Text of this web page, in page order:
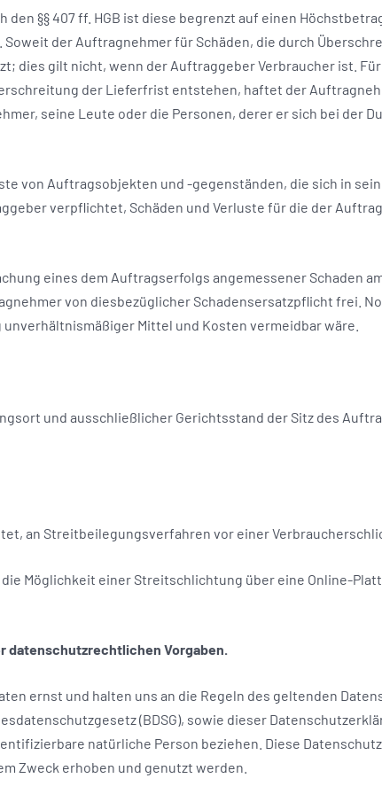
§§ 407 ff. HGB ist diese begrenzt auf einen
der Auftragnehmer für Schäden, die durch
dies gilt nicht, wenn der Auftraggeber Verbraucher ist.
der Lieferfrist entstehen, haftet der
seine Leute oder die Personen, derer er sich bei der
von Auftragsobjekten und -gegenständen, die sich in
verpflichtet, Schäden und Verluste für die der
eines dem Auftragserfolgs angemessener Schaden
von diesbezüglicher Schadensersatzpflicht frei.
Mittel und Kosten vermeidbar wäre.
und ausschließlicher Gerichtsstand der Sitz des
an Streitbeilegungsverfahren vor einer
die Möglichkeit einer Streitschlichtung über eine Online-
datenschutzrechtlichen Vorgaben.
ernst und halten uns an die Regeln des geltenden
(BDSG), sowie dieser
natürliche Person beziehen. Diese
Zweck erhoben und genutzt werden.